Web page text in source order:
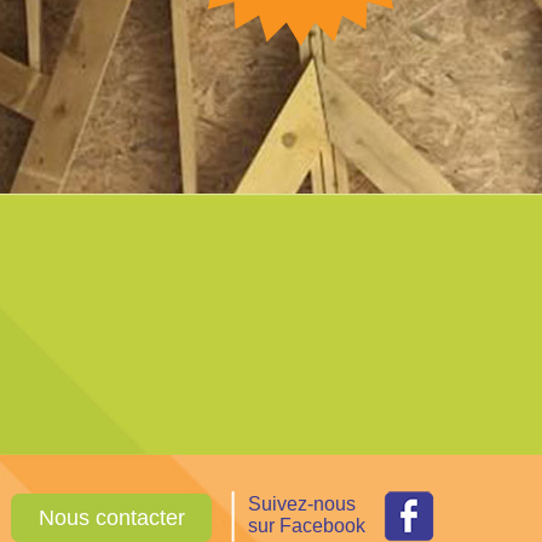
Suivez-nous
sur Facebook
Nous contacter